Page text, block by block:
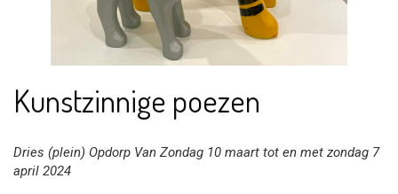
Kunstzinnige poezen
Dries (plein) Opdorp Van Zondag 10 maart tot en met zondag 7
april 2024